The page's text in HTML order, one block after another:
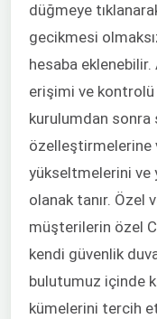
düğmeye
gecikmesi
hesaba
erişimi ve kontrolü
kurulumdan sonra
özelleştirmelerine
yükseltmelerini ve
olanak tanır. Özel
müşterilerin özel
kendi güvenlik
bulutumuz içinde
kümelerini tercih